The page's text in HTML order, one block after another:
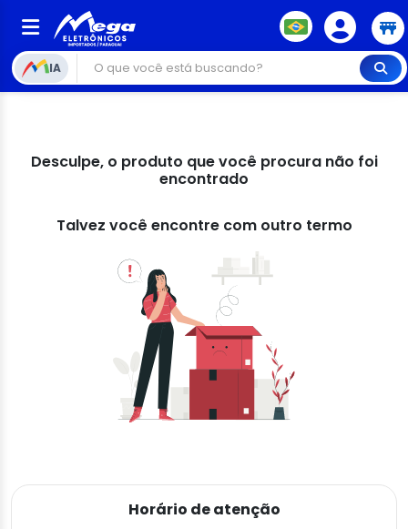
IA
Desculpe, o produto que você procura não foi
encontrado
Talvez você encontre com outro termo
Horário de atenção